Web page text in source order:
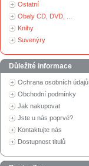
Ostatní
Obaly CD, DVD, ...
Knihy
Suvenýry
Důležité informace
Ochrana osobních údajů
Obchodní podmínky
Jak nakupovat
Jste u nás poprvé?
Kontaktujte nás
Dostupnost titulů